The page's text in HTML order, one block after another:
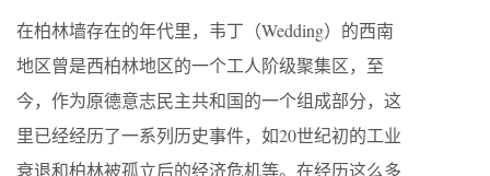
在柏林墙存在的年代里，韦丁（Wedding）的西南
地区曾是西柏林地区的一个工人阶级聚集区，至
今，作为原德意志民主共和国的一个组成部分，这
里已经经历了一系列历史事件，如20世纪初的工业
衰退和柏林被孤立后的经济危机等。在经历这么多